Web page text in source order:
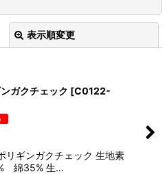
表示順変更
り込む
ガクチェック [C0122-
リギンガクチェック 生地素
綿35% 生…